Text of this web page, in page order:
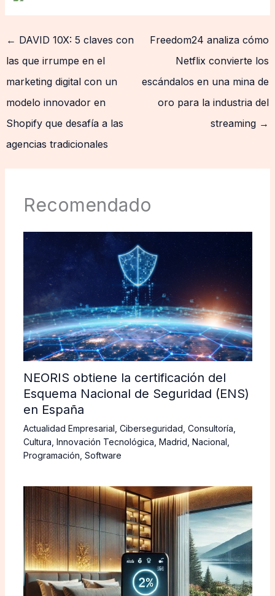
← DAVID 10X: 5 claves con
las que irrumpe en el
marketing digital con un
modelo innovador en
Shopify que desafía a las
agencias tradicionales
Freedom24 analiza cómo
Netflix convierte los
escándalos en una mina de
oro para la industria del
streaming →
Recomendado
NEORIS obtiene la certificación del
Esquema Nacional de Seguridad (ENS)
en España
Actualidad Empresarial Ciberseguridad Consultoría
Cultura Innovación Tecnológica Madrid Nacional
Programación Software